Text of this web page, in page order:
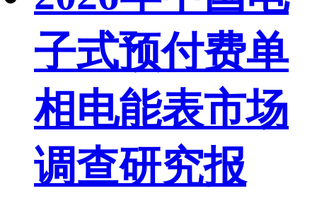
子式预付费单
相电能表市场
调查研究报